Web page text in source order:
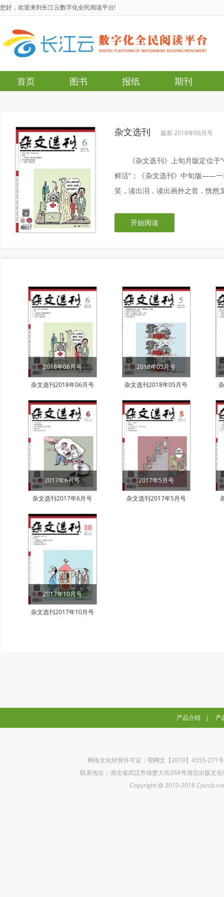
您好，欢迎来到长江云数字化全民阅读平台!
首页 图书 报纸 期刊
杂文选刊 最新 2018年06月号
《杂文选刊》上旬月版定位
鲜活”；《杂文选刊》中旬版——
笑，读出泪，读出画外之音，恍然
开始阅读
2018年06月号
杂文选刊2018年06月号
2018年05月号
杂文选刊2018年05月号
2017年6月号
杂文选刊2017年6月号
2017年5月号
杂文选刊2017年5月号
2017年10月号
杂文选刊2017年10月号
产品介绍 | 产
网络文化经营许可证：鄂网文【2019】4555-271
联系地址：湖北省武汉市雄楚大街268号湖北出版文
Copyright @ 2010-2018